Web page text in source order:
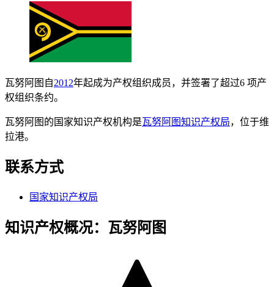
瓦努阿图自2012年起成为产权组织成员，并签署了超过6 项产
权组织条约。
瓦努阿图的国家知识产权机构是瓦努阿图知识产权局，位于维
拉港。
联系方式
国家知识产权局
知识产权概况：瓦努阿图